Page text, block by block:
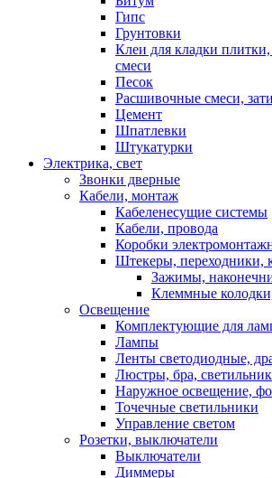
Гипс
Грунтовки
Клеи для кладки
смеси
Песок
Расшивочные смеси,
Цемент
Шпатлевки
Штукатурки
Электрика, свет
Звонки дверные
Кабели, монтаж
Кабеленесущие системы
Кабели, провода
Коробки
Штекеры, переходники,
Зажимы,
Клеммные
Освещение
Комплектующие для
Лампы
Ленты светодиодные,
Люстры, бра,
Наружное освещение,
Точечные светильники
Управление светом
Розетки, выключатели
Выключатели
Диммеры